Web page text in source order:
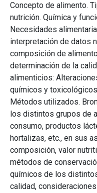
Concepto de alimento.
nutrición. Química y
Necesidades
interpretación de datos
composición de
determinación de la
alimenticios:
químicos y
Métodos utilizados.
los distintos grupos de
consumo, productos
hortalizas, etc., en sus
composición, valor
métodos de
químicos de los
calidad,